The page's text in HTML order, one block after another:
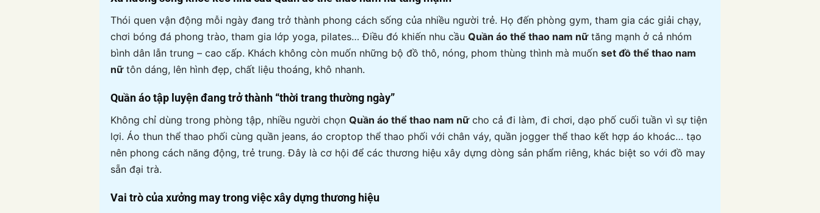
Thói quen vận động mỗi ngày đang trở thành phong cách sống của nhiều người trẻ. Họ đến phòng gym, tham gia các giải chạy,
chơi bóng đá phong trào, tham gia lớp yoga, pilates… Điều đó khiến nhu cầu Quần áo thể thao nam nữtăng mạnh ở cả nhóm
bình dân lẫn trung – cao cấp. Khách không còn muốn những bộ đồ thô, nóng, phom thùng thình mà muốn set đồ thể thao nam
nữtôn dáng, lên hình đẹp, chất liệu thoáng, khô nhanh.
Quần áo tập luyện đang trở thành “thời trang thường ngày”
Không chỉ dùng trong phòng tập, nhiều người chọn Quần áo thể thao nam nữcho cả đi làm, đi chơi, dạo phố cuối tuần vì sự tiện
lợi. Áo thun thể thao phối cùng quần jeans, áo croptop thể thao phối với chân váy, quần jogger thể thao kết hợp áo khoác… tạo
nên phong cách năng động, trẻ trung. Đây là cơ hội để các thương hiệu xây dựng dòng sản phẩm riêng, khác biệt so với đồ may
sẵn đại trà.
Vai trò của xưởng may trong việc xây dựng thương hiệu